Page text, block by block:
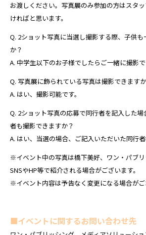
お渡しください。写真展のみ参加の方はスタ
ければと思います。
Q. 2ショット写真に当選し撮影する際、子供
か？
A. 中学生以下のお子様でしたらご一緒に撮影で
Q. 写真展に飾られている写真は撮影できます
A. はい、撮影可能です。
Q. 2ショット写真の応募で同行者を記入した
者も撮影できますか？
A. はい、当選の場合、ご記入いただいた同行者
※イベント中の写真は橋下美好、ワン・パブ
SNSやHP等で紹介される場合がございます。
※イベント内容は予告なく変更になる場合がご
■イベントに関するお問い合わせ先